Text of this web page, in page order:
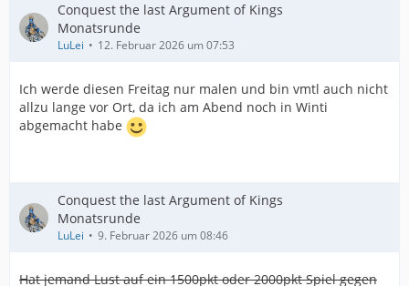
Conquest the last Argument of Kings
Monatsrunde
LuLei 12. Februar 2026 um 07:53
Ich werde diesen Freitag nur malen und bin vmtl auch nicht
allzu lange vor Ort, da ich am Abend noch in Winti
abgemacht habe
Conquest the last Argument of Kings
Monatsrunde
LuLei 9. Februar 2026 um 08:46
Hat jemand Lust auf ein 1500pkt oder 2000pkt Spiel gegen